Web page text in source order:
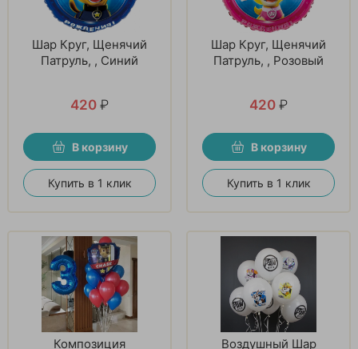
Шар Круг, Щенячий
Патруль, , Синий
420 ₽
В корзину
Купить в 1 клик
Шар Круг, Щенячий
Патруль, , Розовый
420 ₽
В корзину
Купить в 1 клик
Композиция
Воздушный Шар